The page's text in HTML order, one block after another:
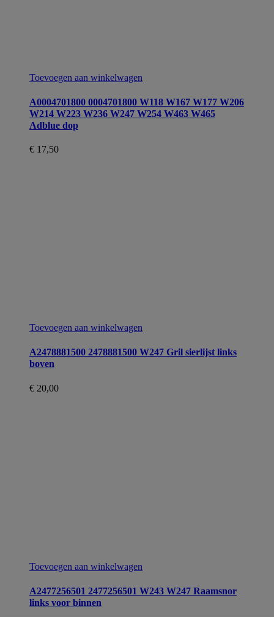
Toevoegen aan winkelwagen
A0004701800 0004701800 W118 W167 W177 W206
W214 W223 W236 W247 W254 W463 W465
Adblue dop
€ 17,50
Toevoegen aan winkelwagen
A2478881500 2478881500 W247 Gril sierlijst links
boven
€ 20,00
Toevoegen aan winkelwagen
A2477256501 2477256501 W243 W247 Raamsnor
links voor binnen